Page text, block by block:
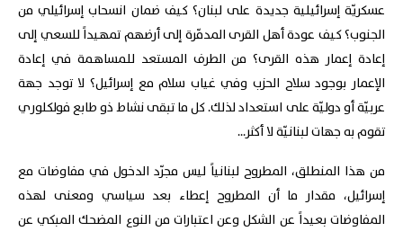
عسكريّة إسرائيلية جديدة على لبنان؟ كيف ضمان انسحاب إسرائيلي من
الجنوب؟ كيف عودة أهل القرى المدمّرة إلى أرضهم تمهيداً للسعي إلى
إعادة إعمار هذه القرى؟ من الطرف المستعد للمساهمة في إعادة
الإعمار بوجود سلاح الحزب وفي غياب سلام مع إسرائيل؟ لا توجد جهة
عربيّة أو دوليّة على استعداد لذلك. كل ما تبقى نشاط ذو طابع فولكلوري
تقوم به جهات لبنانيّة لا أكثر...
من هذا المنطلق، المطروح لبنانياً ليس مجرّد الدخول في مفاوضات مع
إسرائيل، مقدار ما أن المطروح إعطاء بعد سياسي ومعنى لهذه
المفاوضات بعيداً عن الشكل وعن اعتبارات من النوع المضحك المبكي عن